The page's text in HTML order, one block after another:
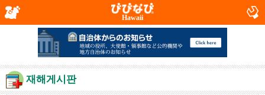
Hawaii
재해게시판